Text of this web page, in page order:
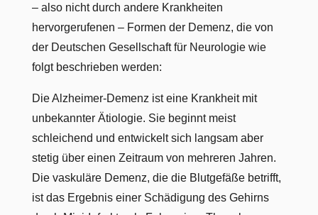
– also nicht durch andere Krankheiten
hervorgerufenen – Formen der Demenz, die von
der Deutschen Gesellschaft für Neurologie wie
folgt beschrieben werden:
Die Alzheimer-Demenz ist eine Krankheit mit
unbekannter Ätiologie. Sie beginnt meist
schleichend und entwickelt sich langsam aber
stetig über einen Zeitraum von mehreren Jahren.
Die vaskuläre Demenz, die die Blutgefäße betrifft,
ist das Ergebnis einer Schädigung des Gehirns